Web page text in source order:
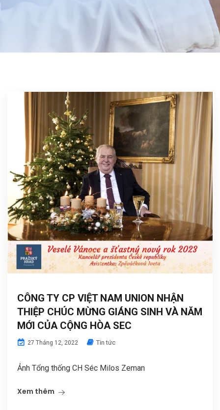
CÔNG TY CP VIỆT NAM UNION NHẬN
THIỆP CHÚC MỪNG GIÁNG SINH VÀ NĂM
MỚI CỦA CỘNG HÒA SEC
27 Tháng 12, 2022 Tin tức
Ảnh Tổng thống CH Séc Milos Zeman
Xem thêm